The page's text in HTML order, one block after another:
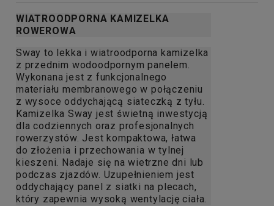
WIATROODPORNA KAMIZELKA
ROWEROWA
Sway to lekka i wiatroodporna kamizelka
z przednim wodoodpornym panelem.
Wykonana jest z funkcjonalnego
materiału membranowego w połączeniu
z wysoce oddychającą siateczką z tyłu.
Kamizelka Sway jest świetną inwestycją
dla codziennych oraz profesjonalnych
rowerzystów. Jest kompaktowa, łatwa
do złożenia i przechowania w tylnej
kieszeni. Nadaje się na wietrzne dni lub
podczas zjazdów. Uzupełnieniem jest
oddychający panel z siatki na plecach,
który zapewnia wysoką wentylację ciała.